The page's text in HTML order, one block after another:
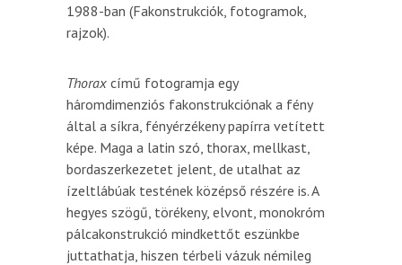
1988-ban (Fakonstrukciók, fotogramok,
rajzok).
Thorax című fotogramja egy
háromdimenziós fakonstrukciónak a fény
által a síkra, fényérzékeny papírra vetített
képe. Maga a latin szó, thorax, mellkast,
bordaszerkezetet jelent, de utalhat az
ízeltlábúak testének középső részére is. A
hegyes szögű, törékeny, elvont, monokróm
pálcakonstrukció mindkettőt eszünkbe
juttathatja, hiszen térbeli vázuk némileg